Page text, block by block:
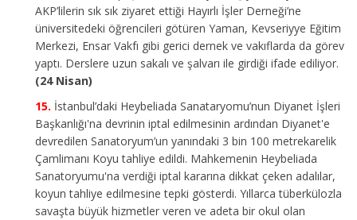
AKP’lilerin sık sık ziyaret ettiği Hayırlı İşler Derneği’ne
üniversitedeki öğrencileri götüren Yaman, Kevseriyye Eğitim
Merkezi, Ensar Vakfı gibi gerici dernek ve vakıflarda da görev
yaptı. Derslere uzun sakalı ve şalvarı ile girdiği ifade ediliyor.
(24 Nisan)
İstanbul’daki Heybeliada Sanataryomu’nun Diyanet İşleri
Başkanlığı'na devrinin iptal edilmesinin ardından Diyanet'e
devredilen Sanatoryum’un yanındaki 3 bin 100 metrekarelik
Çamlimanı Koyu tahliye edildi. Mahkemenin Heybeliada
Sanatoryumu'na verdiği iptal kararına dikkat çeken adalılar,
koyun tahliye edilmesine tepki gösterdi. Yıllarca tüberkülozla
savaşta büyük hizmetler veren ve adeta bir okul olan